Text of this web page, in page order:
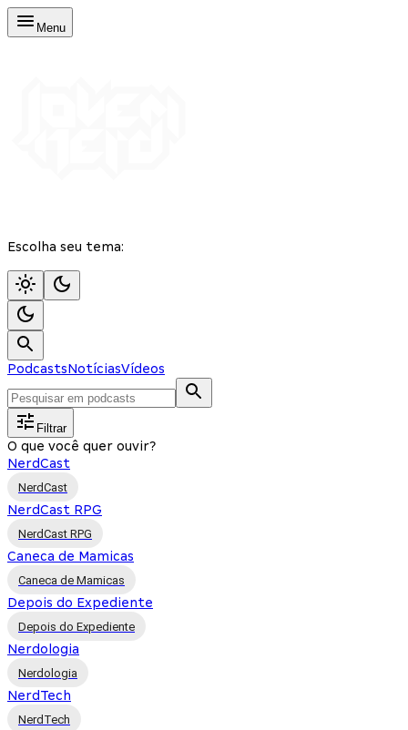
Menu
Escolha seu tema:
PodcastsNotíciasVídeos
Filtrar
O que você quer ouvir?
NerdCast
NerdCast
NerdCast RPG
NerdCast RPG
Caneca de Mamicas
Caneca de Mamicas
Depois do Expediente
Depois do Expediente
Nerdologia
Nerdologia
NerdTech
NerdTech